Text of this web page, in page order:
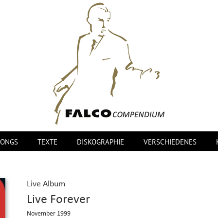
TEXTE DISKOGRAPHIE VERSCHIEDENES
Live Album
Live Forever
November 1999